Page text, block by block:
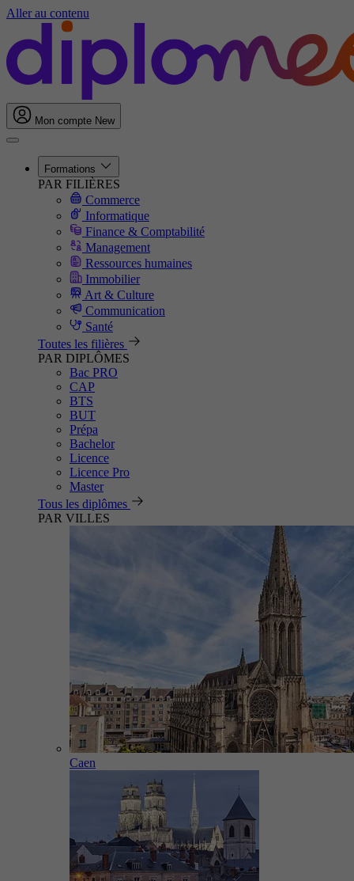
Aller au contenu
Mon compte New
Formations
PAR FILIÈRES
Commerce
Informatique
Finance & Comptabilité
Management
Ressources humaines
Immobilier
Art & Culture
Communication
Santé
Toutes les filières
PAR DIPLÔMES
Bac PRO
CAP
BTS
BUT
Prépa
Bachelor
Licence
Licence Pro
Master
Tous les diplômes
PAR VILLES
Caen